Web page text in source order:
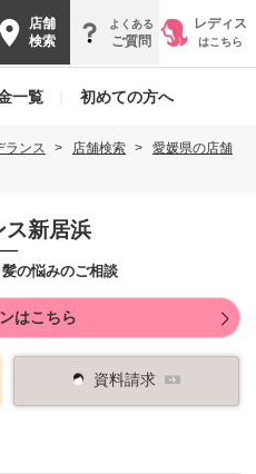
店舗
検索
よくある
ご質問
レディス
はこちら
一覧 初めての方へ
ランス 店舗検索
愛媛県の店舗
ス新居浜
の悩みのご相談
はこちら
資料請求